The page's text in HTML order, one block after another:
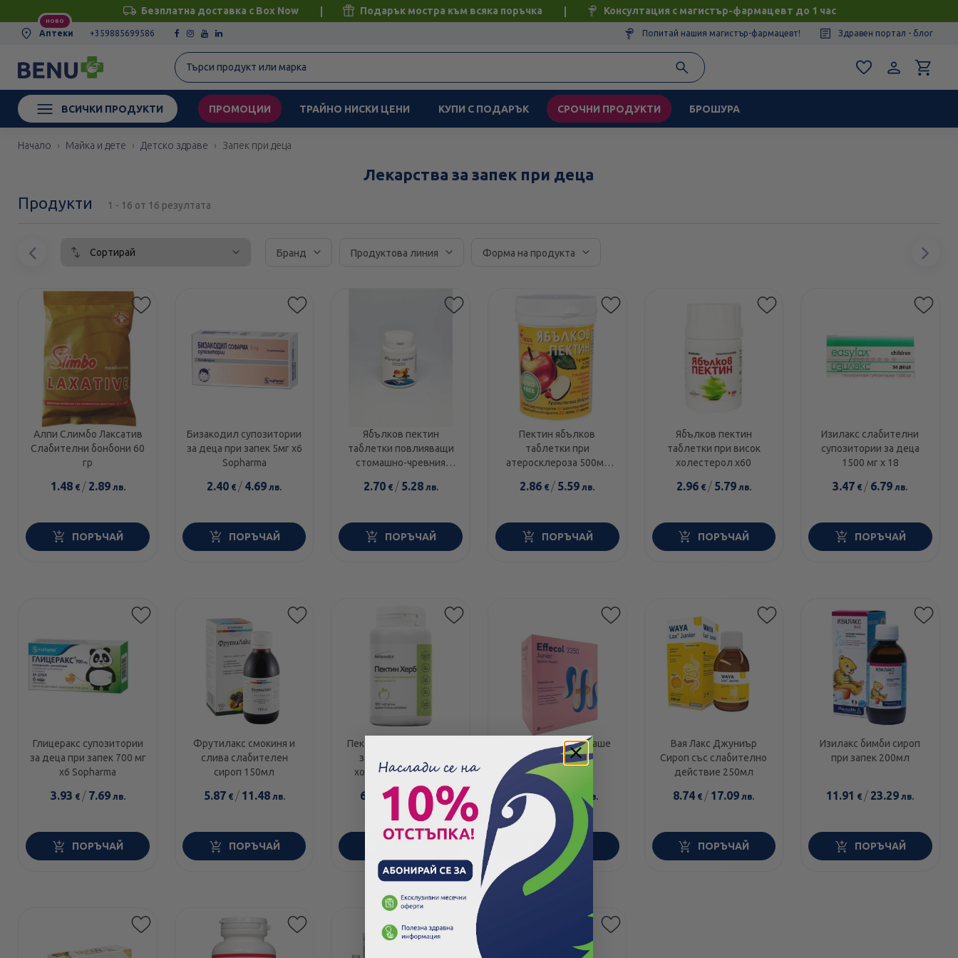
Безплатна доставка с Box Now Подарък мостра към всяка поръчка Консултация с магистър-фармацевт до 1 час
НОВО
Аптеки +359885699586 Попитай нашия магистър-фармацевт! Здравен портал - блог
ВСИЧКИ ПРОДУКТИ ПРОМОЦИИ ТРАЙНО НИСКИ ЦЕНИ КУПИ С ПОДАРЪК СРОЧНИ ПРОДУКТИ БРОШУРА
Начало Майка и дете Детско здраве Запек при деца
Лекарства за запек при деца
Продукти
1 - 16 от 16 резултата
Сортирай
Бранд Продуктова линия Форма на продукта
Предишен
Алпи Слимбо Лаксатив
Слабителни бонбони 60
гр
1.48€ / 2.89лв.
ПОРЪЧАЙ
Бизакодил супозитории
за деца при запек 5мг x6
Sopharma
2.40 € / 4.69 лв.
ПОРЪЧАЙ
Ябълков пектин
таблетки повлияващи
стомашно-чревния
2.70€ / 5.28лв.
ПОРЪЧАЙ
Пектин ябълков
таблетки при
атеросклероза 500мг
2.86 € / 5.59 лв.
ПОРЪЧАЙ
Ябълков пектин
таблетки при висок
холестерол х60
2.96€ / 5.79лв.
ПОРЪЧАЙ
Изилакс слабителни
супозитории за деца
1500 мг х 18
3.47 € / 6.79 лв.
ПОРЪЧАЙ
Глицеракс супозитории
за деца при запек 700 мг
х6 Sopharma
3.93 € / 7.69лв.
ПОРЪЧАЙ
Фрутилакс смокиня и
слива слабителен
сироп 150мл
5.87 € / 11.48лв.
ПОРЪЧАЙ
Пектин Херб таблетки
за понижаване на
холестерола 500мг
х100 Herbamedica
6.03€ / 11.79 лв.
Ефекол джуниър саше
при запек х12
8.48€ 16.59лв.
ПОРЪЧАЙ
Вая Лакс Джуниър
Сироп със слабително
действие 250мл
8.74 € / 17.09 лв.
ПОРЪЧАЙ
Изилакс бимби сироп
при запек 200мл
11.91 € / 23.29 лв.
ПОРЪЧАЙ